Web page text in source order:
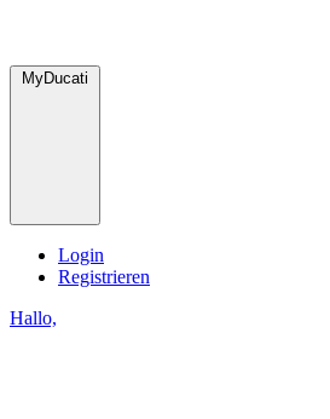
MyDucati
Login
Registrieren
Hallo,